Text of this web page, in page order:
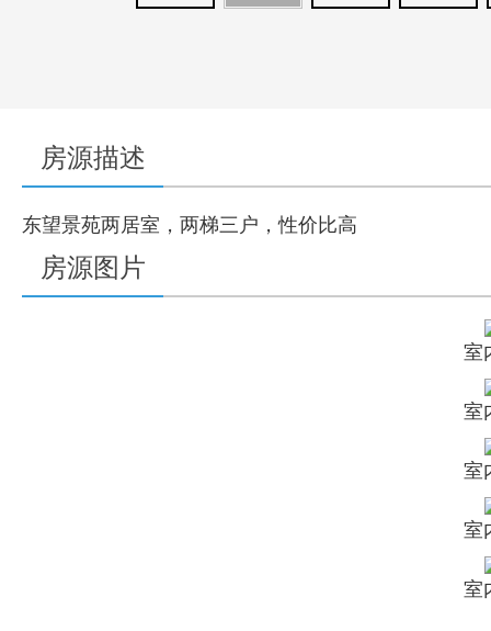
房源描述
东望景苑两居室，两梯三户，性价比高
房源图片
室
室
室
室
室